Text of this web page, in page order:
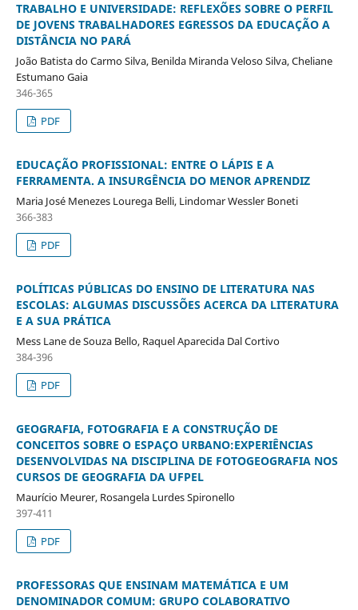
TRABALHO E UNIVERSIDADE: REFLEXÕES SOBRE O PERFIL
DE JOVENS TRABALHADORES EGRESSOS DA EDUCAÇÃO A
DISTÂNCIA NO PARÁ
João Batista do Carmo Silva, Benilda Miranda Veloso Silva, Cheliane
Estumano Gaia
346-365
PDF
EDUCAÇÃO PROFISSIONAL: ENTRE O LÁPIS E A
FERRAMENTA. A INSURGÊNCIA DO MENOR APRENDIZ
Maria José Menezes Lourega Belli, Lindomar Wessler Boneti
366-383
PDF
POLÍTICAS PÚBLICAS DO ENSINO DE LITERATURA NAS
ESCOLAS: ALGUMAS DISCUSSÕES ACERCA DA LITERATURA
E A SUA PRÁTICA
Mess Lane de Souza Bello, Raquel Aparecida Dal Cortivo
384-396
PDF
GEOGRAFIA, FOTOGRAFIA E A CONSTRUÇÃO DE
CONCEITOS SOBRE O ESPAÇO URBANO:EXPERIÊNCIAS
DESENVOLVIDAS NA DISCIPLINA DE FOTOGEOGRAFIA NOS
CURSOS DE GEOGRAFIA DA UFPEL
Maurício Meurer, Rosangela Lurdes Spironello
397-411
PDF
PROFESSORAS QUE ENSINAM MATEMÁTICA E UM
DENOMINADOR COMUM: GRUPO COLABORATIVO